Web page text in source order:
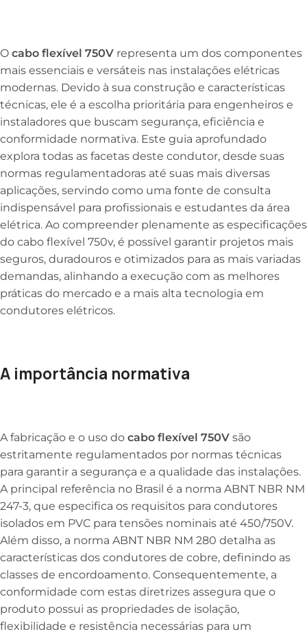
O cabo flexível 750V representa um dos componentes
mais essenciais e versáteis nas instalações elétricas
modernas. Devido à sua construção e características
técnicas, ele é a escolha prioritária para engenheiros e
instaladores que buscam segurança, eficiência e
conformidade normativa. Este guia aprofundado
explora todas as facetas deste condutor, desde suas
normas regulamentadoras até suas mais diversas
aplicações, servindo como uma fonte de consulta
indispensável para profissionais e estudantes da área
elétrica. Ao compreender plenamente as especificações
do cabo flexível 750v, é possível garantir projetos mais
seguros, duradouros e otimizados para as mais variadas
demandas, alinhando a execução com as melhores
práticas do mercado e a mais alta tecnologia em
condutores elétricos.
A importância normativa
A fabricação e o uso do cabo flexível 750V são
estritamente regulamentados por normas técnicas
para garantir a segurança e a qualidade das instalações.
A principal referência no Brasil é a norma ABNT NBR NM
247-3, que especifica os requisitos para condutores
isolados em PVC para tensões nominais até 450/750V.
Além disso, a norma ABNT NBR NM 280 detalha as
características dos condutores de cobre, definindo as
classes de encordoamento. Consequentemente, a
conformidade com estas diretrizes assegura que o
produto possui as propriedades de isolação,
flexibilidade e resistência necessárias para um